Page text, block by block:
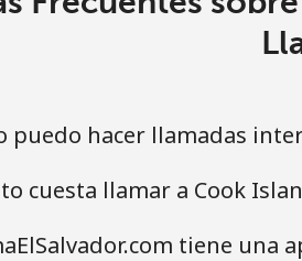
puedo hacer llamadas
cuesta llamar a Cook
tiene una